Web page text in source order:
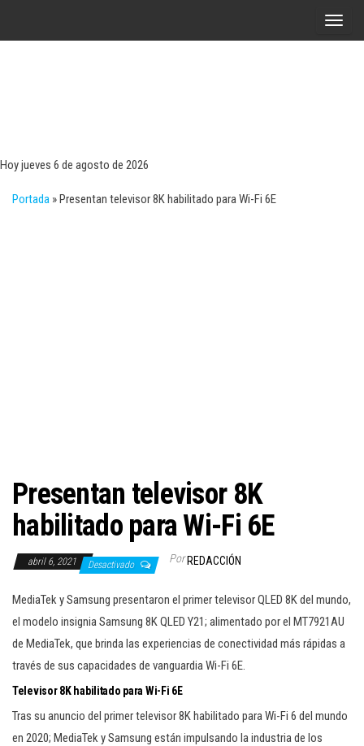
A
Hoy jueves 6 de agosto de 2026
Portada »Presentan televisor 8K habilitado para Wi-Fi 6E
Presentan televisor 8K
habilitado para Wi-Fi 6E
abril 6, 2021 Desactivado Por REDACCIÓN
MediaTek y Samsung presentaron el primer televisor QLED 8K del mundo,
el modelo insignia Samsung 8K QLED Y21; alimentado por el MT7921AU
de MediaTek, que brinda las experiencias de conectividad más rápidas a
través de sus capacidades de vanguardia Wi-Fi 6E.
Televisor 8K habilitado para Wi-Fi 6E
Tras su anuncio del primer televisor 8K habilitado para Wi-Fi 6 del mundo
en 2020; MediaTek y Samsung están impulsando la industria de los